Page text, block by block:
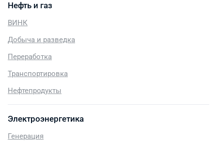
Нефть и газ
ВИНК
Добыча и разведка
Переработка
Транспортировка
Нефтепродукты
Электроэнергетика
Генерация